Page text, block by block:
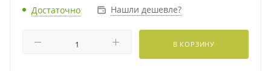
Достаточно Нашли дешевле?
В КОРЗИНУ